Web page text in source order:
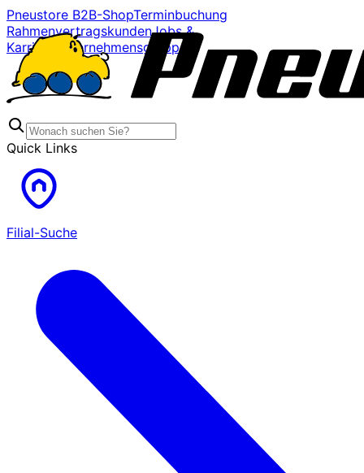
Pneustore B2B-ShopTerminbuchung
RahmenvertragskundenJobs &
Karriere
Unternehmensgruppe
Quick Links
Filial-Suche